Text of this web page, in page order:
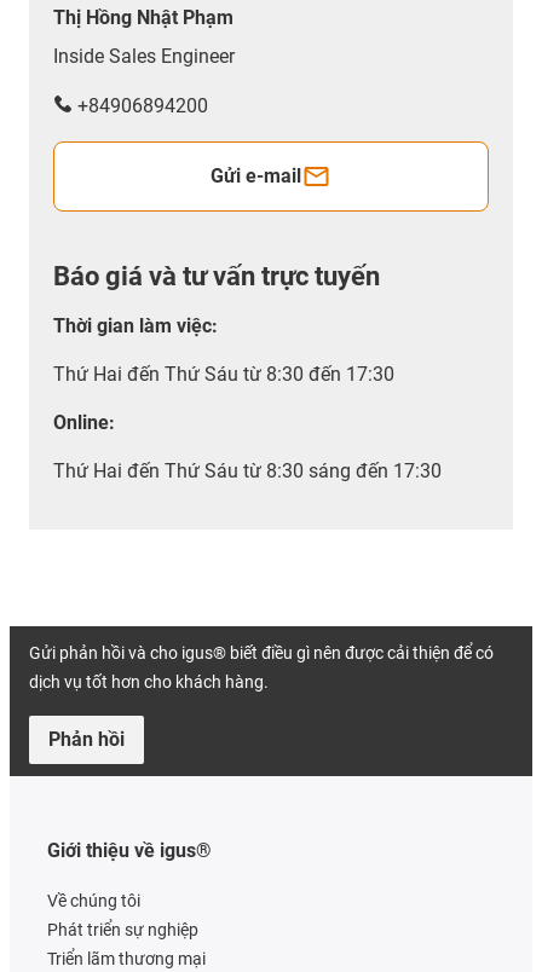
Thị Hồng Nhật Phạm
Inside Sales Engineer
+84906894200
Gửi e-mail
Báo giá và tư vấn trực tuyến
Thời gian làm việc:
Thứ Hai đến Thứ Sáu từ 8:30 đến 17:30
Online:
Thứ Hai đến Thứ Sáu từ 8:30 sáng đến 17:30
Gửi phản hồi và cho igus® biết điều gì nên được cải thiện để có
dịch vụ tốt hơn cho khách hàng.
Phản hồi
Giới thiệu về igus®
Về chúng tôi
Phát triển sự nghiệp
Triển lãm thương mại